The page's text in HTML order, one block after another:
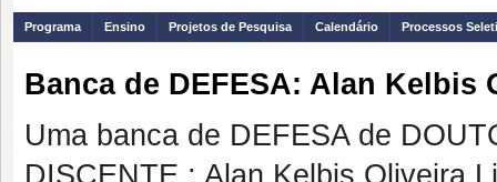
Programa Ensino Projetos de Pesquisa Calendário Processos
Banca de DEFESA: Alan Kelbis
Uma banca de DEFESA de
DISCENTE : Alan Kelbis Oliveira